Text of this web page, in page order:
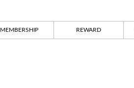
MEMBERSHIP REWARD